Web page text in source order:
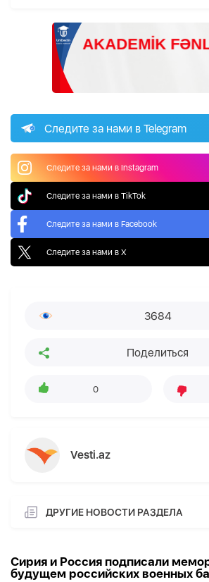
Следите за нами в Telegram
Следите за нами в Instagram
Следите за нами в TikTok
Следите за нами в Facebook
Следите за нами в X
3684
Поделиться
0
Vesti.az
ДРУГИЕ НОВОСТИ РАЗДЕЛА
Сирия и Россия подписали
будущем российских военных